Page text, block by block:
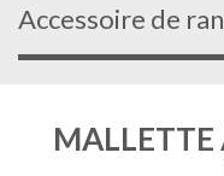
Accessoire de
MALLETTE